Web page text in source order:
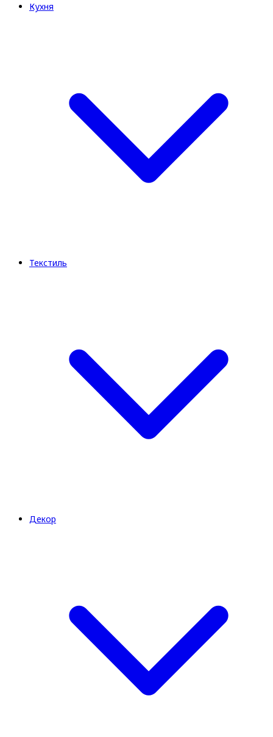
Кухня
Текстиль
Декор